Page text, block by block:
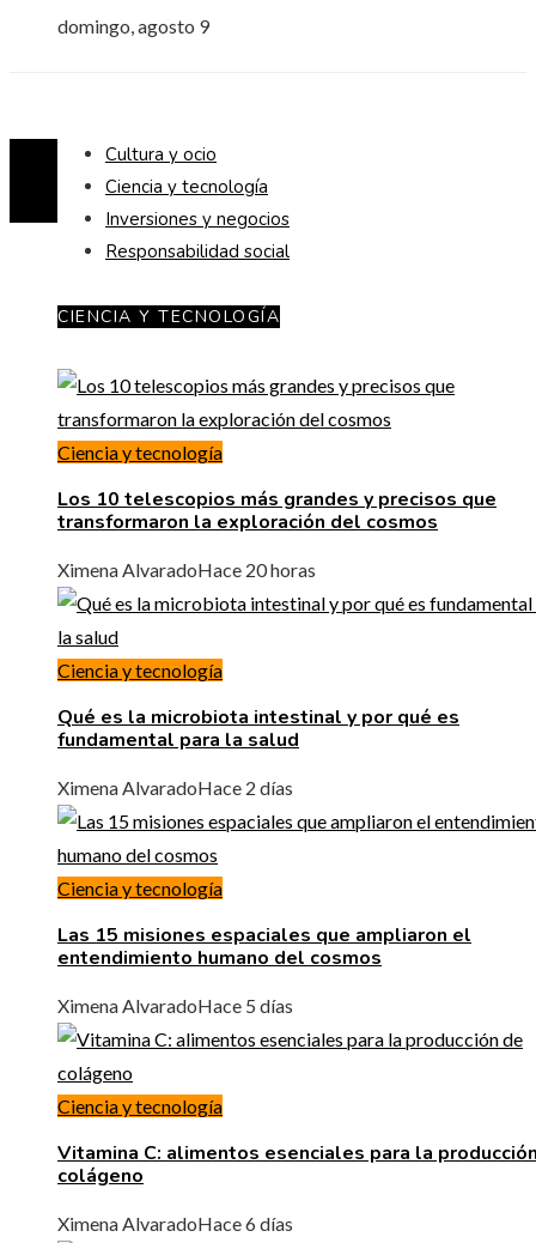
domingo, agosto 9
Cultura y ocio
Ciencia y tecnología
Inversiones y negocios
Responsabilidad social
CIENCIA Y TECNOLOGÍA
Ciencia y tecnología
Los 10 telescopios más grandes y precisos que
transformaron la exploración del cosmos
Ximena AlvaradoHace 20 horas
Ciencia y tecnología
Qué es la microbiota intestinal y por qué es
fundamental para la salud
Ximena AlvaradoHace 2 días
Ciencia y tecnología
Las 15 misiones espaciales que ampliaron el
entendimiento humano del cosmos
Ximena AlvaradoHace 5 días
Ciencia y tecnología
Vitamina C: alimentos esenciales para la
colágeno
Ximena AlvaradoHace 6 días